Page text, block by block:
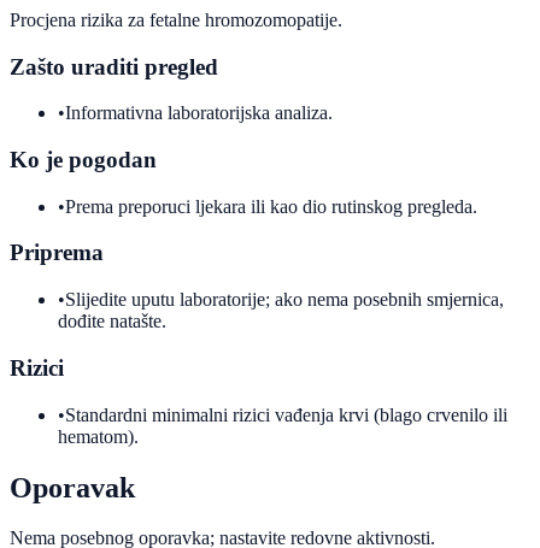
Procjena rizika za fetalne hromozomopatije.
Zašto uraditi pregled
•Informativna laboratorijska analiza.
Ko je pogodan
•Prema preporuci ljekara ili kao dio rutinskog pregleda.
Priprema
•Slijedite uputu laboratorije; ako nema posebnih smjernica,
dođite natašte.
Rizici
•Standardni minimalni rizici vađenja krvi (blago crvenilo ili
hematom).
Oporavak
Nema posebnog oporavka; nastavite redovne aktivnosti.